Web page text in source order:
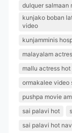
dulquer salmaan
kunjako boban
video
kunjamminis
malayalam
mallu actress hot
ormakalee video
pushpa movie
sai palavi hot
sai palavi hot